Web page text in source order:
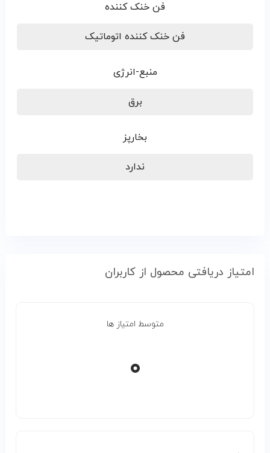
فن خنک کننده
فن خنک کننده اتوماتیک
منبع-انرژی
برق
بخارپز
ندارد
امتیاز دریافتی محصول از کاربران
متوسط امتیاز ها
۰